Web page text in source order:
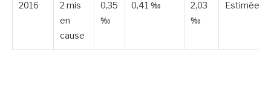
2016
2 mis
en
cause
0,35
‰
0,41 ‰
2,03
‰
Estimée